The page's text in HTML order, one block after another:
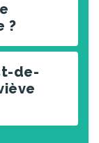
?
de-